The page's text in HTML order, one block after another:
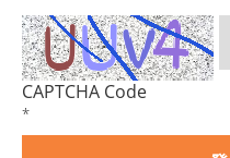
CAPTCHA Code
*